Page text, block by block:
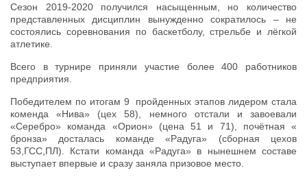
Сезон 2019-2020 получился насыщенным, но количество
представленных дисциплин вынужденно сократилось – не
состоялись соревнования по баскетболу, стрельбе и лёгкой
атлетике.
Всего в турнире приняли участие более 400 работников
предприятия.
Победителем по итогам 9 пройденных этапов лидером стала
коменда «Нива» (цех 58), немного отстали и завоевали
«Серебро» команда «Орион» (цена 51 и 71), почётная «
бронза» досталась команде «Радуга» (сборная цехов
53,ГСС,ПЛ). Кстати команда «Радуга» в нынешнем составе
выступает впервые и сразу заняла призовое место.